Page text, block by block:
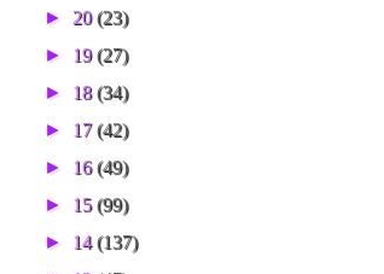
► 20(23)
► 19(27)
► 18(34)
► 17(42)
► 16(49)
► 15(99)
► 14(137)